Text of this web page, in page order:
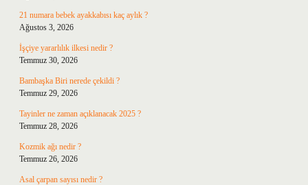
21 numara bebek ayakkabısı kaç aylık ?
Ağustos 3, 2026
İşçiye yararlılık ilkesi nedir ?
Temmuz 30, 2026
Bambaşka Biri nerede çekildi ?
Temmuz 29, 2026
Tayinler ne zaman açıklanacak 2025 ?
Temmuz 28, 2026
Kozmik ağı nedir ?
Temmuz 26, 2026
Asal çarpan sayısı nedir ?